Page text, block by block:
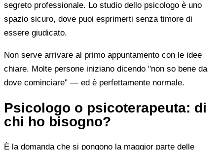
segreto professionale. Lo studio dello psicologo è uno
spazio sicuro, dove puoi esprimerti senza timore di
essere giudicato.
Non serve arrivare al primo appuntamento con le idee
chiare. Molte persone iniziano dicendo "non so bene da
dove cominciare" — ed è perfettamente normale.
Psicologo o psicoterapeuta: di
chi ho bisogno?
È la domanda che si pongono la maggior parte delle